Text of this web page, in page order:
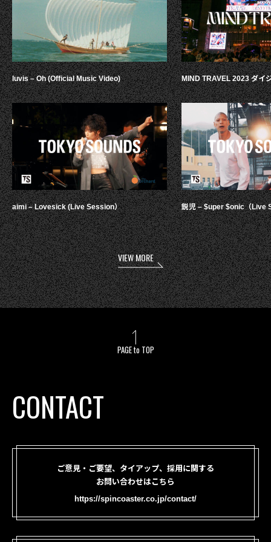
luvis – Oh (Official Music Video)
aimi – Lovesick (Live Session）
MIND TRAVEL 2023 ダイ
鋭児 – $uper $onic（Live
VIEW MORE
PAGE to TOP
CONTACT
ご意見・ご要望、タイアップ、採用に関する
お問い合わせはこちら
https://spincoaster.co.jp/contact/